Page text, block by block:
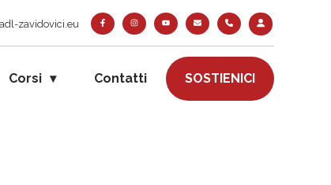
zavidovici.eu
Corsi Contatti SOSTIENICI